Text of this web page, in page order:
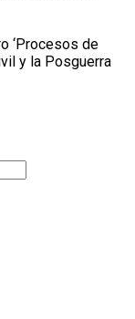
‘Procesos de
y la Posguerra